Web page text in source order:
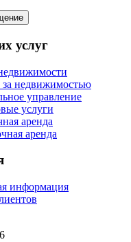
услуг
недвижимостью
управление
услуги
аренда
аренда
информация